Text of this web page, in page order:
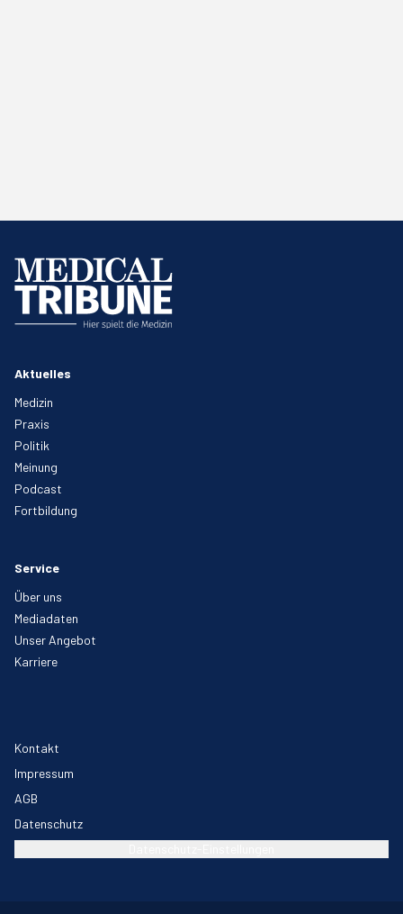
Aktuelles
Medizin
Praxis
Politik
Meinung
Podcast
Fortbildung
Service
Über uns
Mediadaten
Unser Angebot
Karriere
Kontakt
Impressum
AGB
Datenschutz